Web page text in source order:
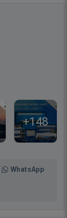
+148
WhatsApp